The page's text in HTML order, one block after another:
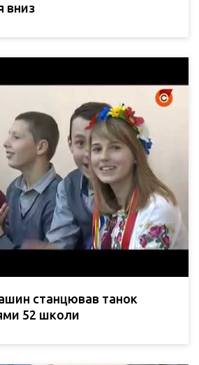
вниз
станцював танок
52 школи